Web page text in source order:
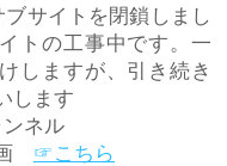
サイトを閉鎖しまし
トの工事中です。一
しますが、引き続き
します
ネル
☞こちら